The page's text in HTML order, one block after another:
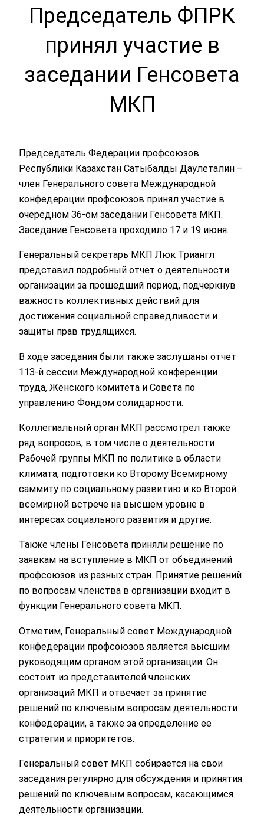
Председатель ФПРК
принял участие в
заседании Генсовета
МКП
Председатель Федерации профсоюзов
Республики Казахстан Сатыбалды Даулеталин –
член Генерального совета Международной
конфедерации профсоюзов принял участие в
очередном 36-ом заседании Генсовета МКП.
Заседание Генсовета проходило 17 и 19 июня.
Генеральный секретарь МКП Люк Триангл
представил подробный отчет о деятельности
организации за прошедший период, подчеркнув
важность коллективных действий для
достижения социальной справедливости и
защиты прав трудящихся.
В ходе заседания были также заслушаны отчет
113-й сессии Международной конференции
труда, Женского комитета и Совета по
управлению Фондом солидарности.
Коллегиальный орган МКП рассмотрел также
ряд вопросов, в том числе о деятельности
Рабочей группы МКП по политике в области
климата, подготовки ко Второму Всемирному
саммиту по социальному развитию и ко Второй
всемирной встрече на высшем уровне в
интересах социального развития и другие.
Также члены Генсовета приняли решение по
заявкам на вступление в МКП от объединений
профсоюзов из разных стран. Принятие решений
по вопросам членства в организации входит в
функции Генерального совета МКП.
Отметим, Генеральный совет Международной
конфедерации профсоюзов является высшим
руководящим органом этой организации. Он
состоит из представителей членских
организаций МКП и отвечает за принятие
решений по ключевым вопросам деятельности
конфедерации, а также за определение ее
стратегии и приоритетов.
Генеральный совет МКП собирается на свои
заседания регулярно для обсуждения и принятия
решений по ключевым вопросам, касающимся
деятельности организации.